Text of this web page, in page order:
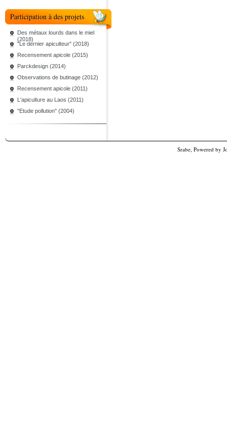
Participation à des projets
Des métaux lourds dans le miel
(2018)
"Le dernier apiculteur" (2018)
Recensement apicole (2015)
Parckdesign (2014)
Observations de butinage (2012)
Recensement apicole (2011)
L'apiculture au Laos (2011)
"Etude pollution" (2004)
Srabe, Powered by